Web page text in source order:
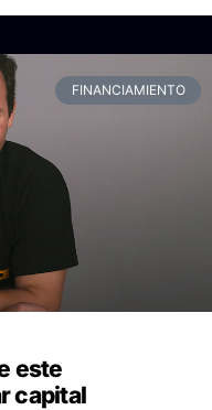
FINANCIAMIENTO
este
capital